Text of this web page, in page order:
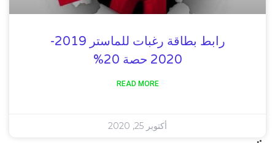
رابط بطاقة رغبات للماستر 2019-
2020 حصة 20%
READ MORE
أكتوبر 25, 2020